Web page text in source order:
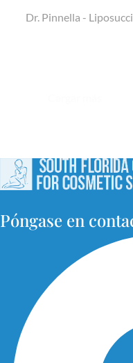
Dr. Pinnella -
Póngase en